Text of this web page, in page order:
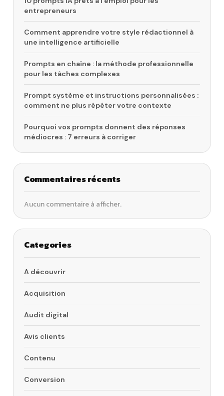
entrepreneurs
Comment apprendre votre style rédactionnel à
une intelligence artificielle
Prompts en chaîne : la méthode professionnelle
pour les tâches complexes
Prompt système et instructions personnalisées :
comment ne plus répéter votre contexte
Pourquoi vos prompts donnent des réponses
médiocres : 7 erreurs à corriger
Commentaires récents
Aucun commentaire à afficher.
Categories
A découvrir
Acquisition
Audit digital
Avis clients
Contenu
Conversion